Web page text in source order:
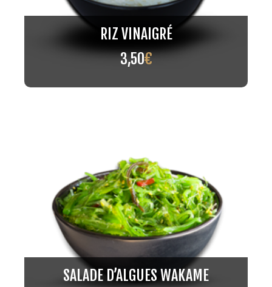
RIZ VINAIGRÉ
3,50€
SALADE D’ALGUES WAKAME